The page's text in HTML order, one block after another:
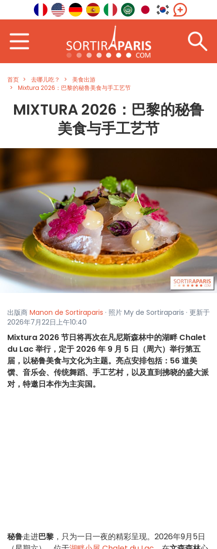
首页 去哪儿吃？
美食出游
Mixtura 2026：巴黎的秘鲁美食与手工艺节
MIXTURA 2026：巴黎的秘鲁
美食与手工艺节
出版商 Manon de Sortiraparis · 照片 My de Sortiraparis · 更新于
2026年7月22日上午10:40
Mixtura 2026 节日将再次在凡尼斯森林中的湖畔 Chalet
du Lac 举行，定于 2026 年 9 月 5 日（周六）举行第五
届，以秘鲁美食与文化为主题。亮点安排包括：56 道美
馔、音乐会、传统舞蹈、手工艺村，以及直到拂晓的盛大派
对，特邀日本作为主宾国。
秘鲁走进巴黎 ，只为一日一夜的精彩呈现。2026年9月5日